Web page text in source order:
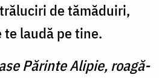
de tămăduiri,
laudă pe tine.
Părinte Alipie, roagă-